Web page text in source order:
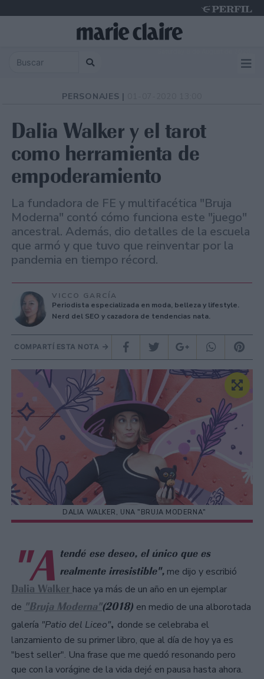
PERSONAJES |
Dalia Walker y el tarot
como herramienta de
empoderamiento
La fundadora de FE y multifacética "Bruja
Moderna" contó cómo funciona este "juego"
ancestral. Además, dio detalles de la escuela
que armó y que tuvo que reinventar por la
pandemia en tiempo récord.
VICCO GARCÍA
Periodista especializada en moda, belleza y lifestyle.
Nerd del SEO y cazadora de tendencias nata.
COMPARTÍ ESTA NOTA
DALIA WALKER, UNA "BRUJA MODERNA"
"A tendé ese deseo, el único que es
realmente irresistible", me dijo y escribió
Dalia Walker hace ya más de un año en un ejemplar
de "Bruja Moderna"(2018) en medio de una alborotada
galería "Patio del Liceo", donde se celebraba el
lanzamiento de su primer libro, que al día de hoy ya es
"best seller". Una frase que me quedó resonando pero
que con la vorágine de la vida dejé en pausa hasta ahora.